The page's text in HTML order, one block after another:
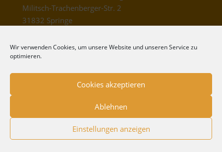
Wir verwenden Cookies, um unsere Website und unseren Service zu
optimieren.
Cookies akzeptieren
Ablehnen
Einstellungen anzeigen
Militsch-Trachenberger-Str. 2
31832 Springe
Telefon: 0 50 41 – 77 93 72
Fax: 0 50 41- 97 11 94
Schulleitung: Yvonne Pape
Konrektor/in: Melanie Kaynert